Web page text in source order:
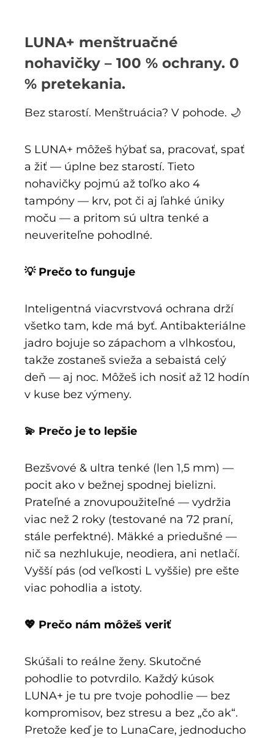
LUNA+ menštruačné
nohavičky – 100 % ochrany. 0
% pretekania.
Bez starostí. Menštruácia? V pohode. 🌙
S LUNA+ môžeš hýbať sa, pracovať, spať
a žiť — úplne bez starostí. Tieto
nohavičky pojmú až toľko ako 4
tampóny — krv, pot či aj ľahké úniky
moču — a pritom sú ultra tenké a
neuveriteľne pohodlné.
💡 Prečo to funguje
Inteligentná viacvrstvová ochrana drží
všetko tam, kde má byť. Antibakteriálne
jadro bojuje so zápachom a vlhkosťou,
takže zostaneš svieža a sebaistá celý
deň — aj noc. Môžeš ich nosiť až 12 hodín
v kuse bez výmeny.
💫 Prečo je to lepšie
Bezšvové & ultra tenké (len 1,5 mm) —
pocit ako v bežnej spodnej bielizni.
Prateľné a znovupoužiteľné — vydržia
viac než 2 roky (testované na 72 praní,
stále perfektné). Mäkké a priedušné —
nič sa nezhlukuje, neodiera, ani netlačí.
Vyšší pás (od veľkosti L vyššie) pre ešte
viac pohodlia a istoty.
💖 Prečo nám môžeš veriť
Skúšali to reálne ženy. Skutočné
pohodlie to potvrdilo. Každý kúsok
LUNA+ je tu pre tvoje pohodlie — bez
kompromisov, bez stresu a bez „čo ak“.
Pretože keď je to LunaCare, jednoducho